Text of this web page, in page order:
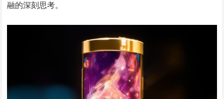
融的深刻思考。